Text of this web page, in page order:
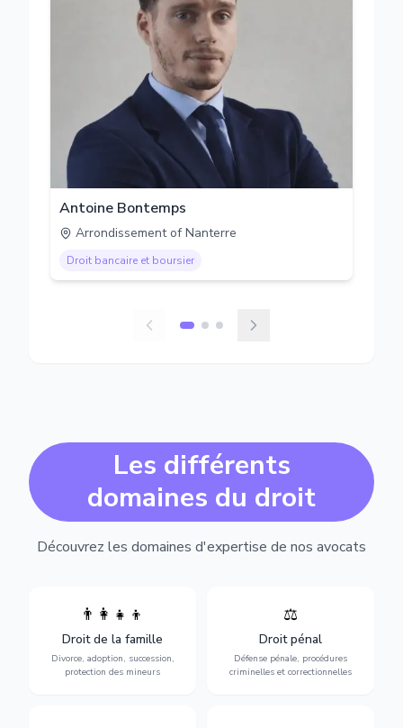
Antoine Bontemps
Arrondissement of Nanterre
Droit bancaire et boursier
Les différents
domaines du droit
Découvrez les domaines d'expertise de nos avocats
👨‍👩‍👧‍👦
Droit de la famille
Divorce, adoption, succession,
protection des mineurs
Divorce, garde d'enfants,
adoption, succession et
protection des personnes
vulnérables.
⚖️
Droit pénal
Défense pénale, procédures
criminelles et correctionnelles
Expertise en matière pénale,
vue jusqu'au procès, pour
toute affaire correctionnelle
ou criminelle.